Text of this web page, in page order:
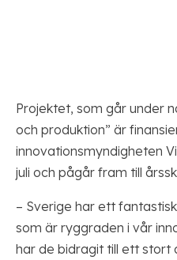
Projektet, som går under
och produktion” är
innovationsmyndigheten
juli och pågår fram till
– Sverige har ett
som är ryggraden i vår
har de bidragit till ett stort